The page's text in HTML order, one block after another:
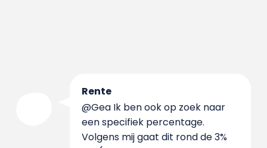
Rente
@Gea Ik ben ook op zoek naar
een specifiek percentage.
Volgens mij gaat dit rond de 3%